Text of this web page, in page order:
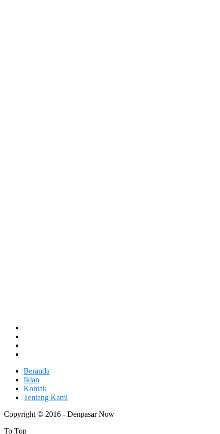
Beranda
Iklan
Kontak
Tentang Kami
Copyright © 2016 - Denpasar Now
To Top